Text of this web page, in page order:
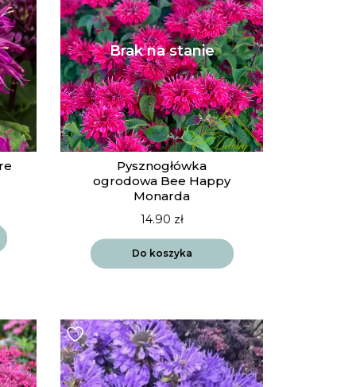
Pysznogłówka
ogrodowa Bee Happy
Monarda
14.90 zł
Do koszyka